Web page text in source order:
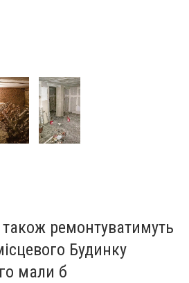
також ремонтуватимуть
Будинку
мали б